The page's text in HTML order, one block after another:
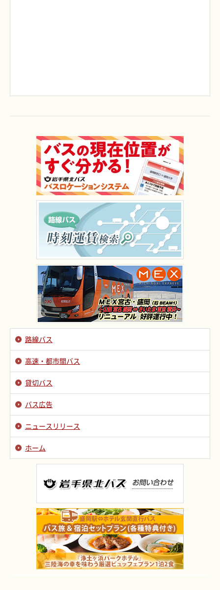
路線バス
高速・都市間バス
貸切バス
バス広告
ニュースリリース
ホーム